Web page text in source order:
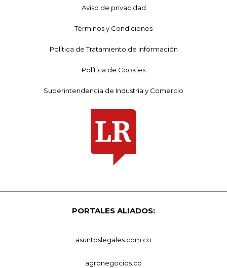
Aviso de privacidad
Términos y Condiciones
Política de Tratamiento de Información
Política de Cookies
Superintendencia de Industria y Comercio
PORTALES ALIADOS:
asuntoslegales.com.co
agronegocios.co